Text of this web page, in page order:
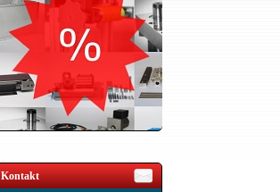
Kontakt